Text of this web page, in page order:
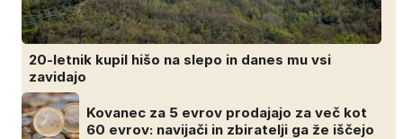
20-letnik kupil hišo na slepo in danes mu vsi
zavidajo
Kovanec za 5 evrov prodajajo za več kot
60 evrov: navijači in zbiratelji ga že iščejo